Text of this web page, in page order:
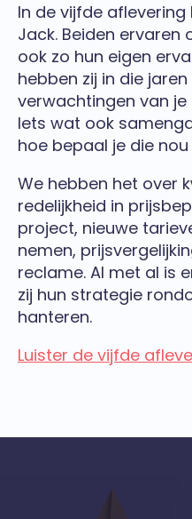
In de vijfde
Jack. Beiden ervaren
ook zo hun eigen
hebben zij in die
verwachtingen van
Iets wat ook
hoe bepaal je die nou
We hebben het over
redelijkheid in
project, nieuwe
nemen,
reclame. Al met al is
zij hun strategie
hanteren.
Luister de vijfde